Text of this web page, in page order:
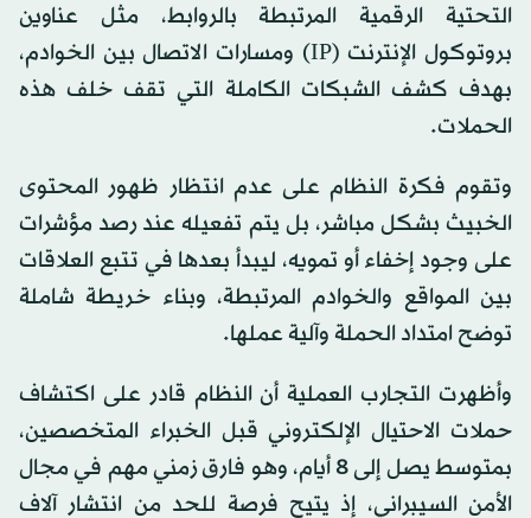
التحتية الرقمية المرتبطة بالروابط، مثل عناوين
بروتوكول الإنترنت (IP) ومسارات الاتصال بين الخوادم،
بهدف كشف الشبكات الكاملة التي تقف خلف هذه
الحملات.
وتقوم فكرة النظام على عدم انتظار ظهور المحتوى
الخبيث بشكل مباشر، بل يتم تفعيله عند رصد مؤشرات
على وجود إخفاء أو تمويه، ليبدأ بعدها في تتبع العلاقات
بين المواقع والخوادم المرتبطة، وبناء خريطة شاملة
توضح امتداد الحملة وآلية عملها.
وأظهرت التجارب العملية أن النظام قادر على اكتشاف
حملات الاحتيال الإلكتروني قبل الخبراء المتخصصين،
بمتوسط يصل إلى 8 أيام، وهو فارق زمني مهم في مجال
الأمن السيبراني، إذ يتيح فرصة للحد من انتشار آلاف